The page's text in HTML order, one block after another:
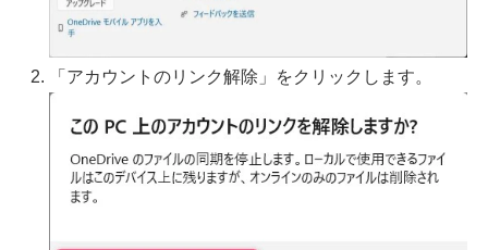
「アカウントのリンク解除」をクリックします。